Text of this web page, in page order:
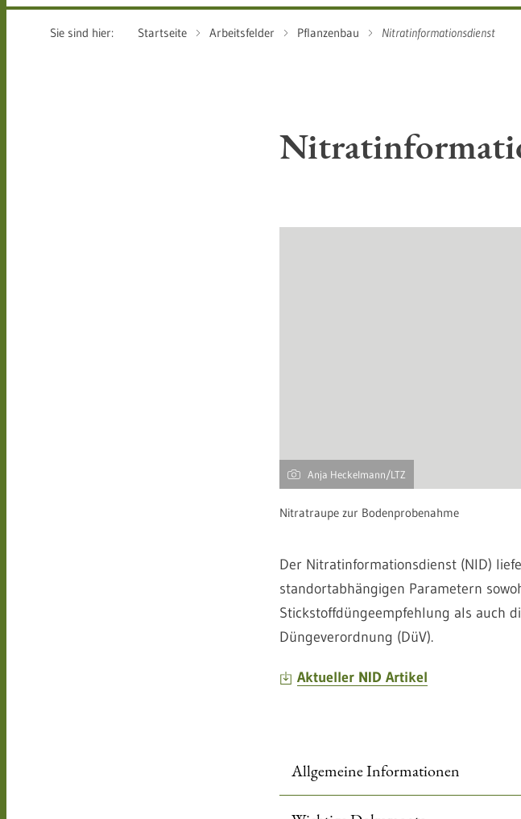
Sie sind hier: Startseite Arbeitsfelder Pflanzenbau Nitratinformationsdienst
Anja Heckelmann/LTZ
Nitratraupe zur Bodenprobenahme
Der Nitratinformationsdienst (NID)
standortabhängigen Parametern
Stickstoffdüngeempfehlung als auch
Düngeverordnung (DüV).
Aktueller NID Artikel
Allgemeine Informationen